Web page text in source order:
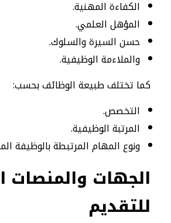
الكفاءة المهنية.
المؤهل العلمي.
حسن السيرة والسلوك.
والملاءمة الوظيفية.
كما تختلف طبيعة الوظائف بحسب:
التخصص.
المرتبة الوظيفية.
ونوع المهام المرتبطة بالوظيفة
الجهات والمنصات
للتقديم